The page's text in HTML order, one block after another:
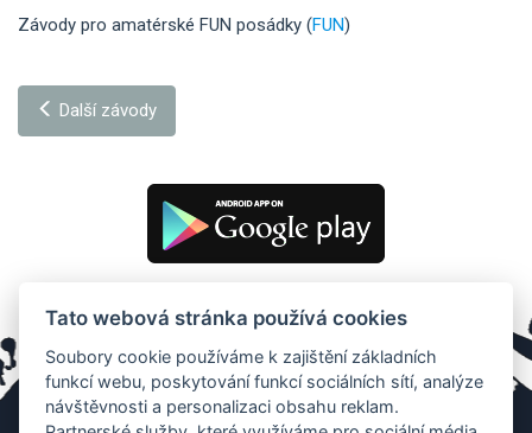
Závody pro amatérské FUN posádky (FUN)
Další závody
Tato webová stránka používá cookies
Soubory cookie používáme k zajištění základních
funkcí webu, poskytování funkcí sociálních sítí, analýze
návštěvnosti a personalizaci obsahu reklam.